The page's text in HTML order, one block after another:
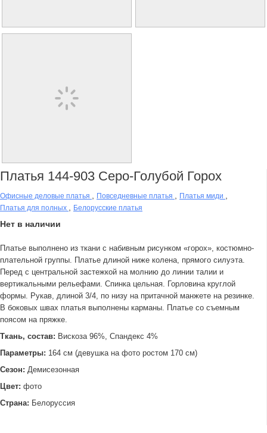
Платья 144-903 Серо-Голубой Горох
Офисные деловые платья Повседневные платья Платья миди
Платья для полных Белорусские платья
Нет в наличии
Платье выполнено из ткани с набивным рисунком «горох», костюмно-
плательной группы. Платье длиной ниже колена, прямого силуэта.
Перед с центральной застежкой на молнию до линии талии и
вертикальными рельефами. Спинка цельная. Горловина круглой
формы. Рукав, длиной 3/4, по низу на притачной манжете на резинке.
В боковых швах платья выполнены карманы. Платье со съемным
поясом на пряжке.
Ткань, состав: Вискоза 96%, Спандекс 4%
Параметры: 164 см (девушка на фото ростом 170 см)
Сезон: Демисезонная
Цвет: фото
Страна: Белоруссия